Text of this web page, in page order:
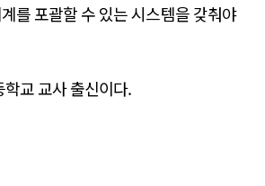
를 포괄할 수 있는 시스템을 갖춰야
교 교사 출신이다.